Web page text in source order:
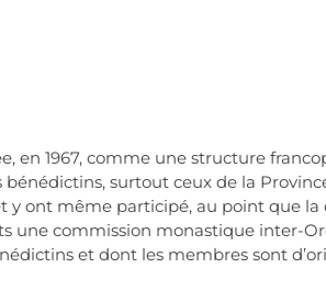
en 1967, comme une structure
surtout ceux de la
y ont même participé, au point que la
une commission monastique inter-
et dont les membres sont